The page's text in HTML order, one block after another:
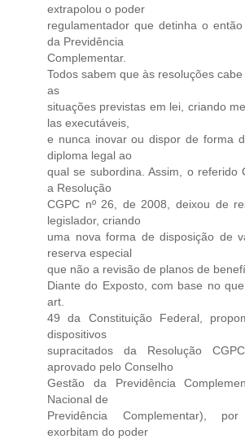
extrapolou o poder
regulamentador que detinha o
da Previdência
Complementar.
Todos sabem que às resoluções
as
situações previstas em lei, criando
las executáveis,
e nunca inovar ou dispor de forma
diploma legal ao
qual se subordina. Assim, o referido
a Resolução
CGPC nº 26, de 2008, deixou de
legislador, criando
uma nova forma de disposição de
reserva especial
que não a revisão de planos de
Diante do Exposto, com base no
art.
49 da Constituição Federal,
dispositivos
supracitados da Resolução
aprovado pelo Conselho
Gestão da Previdência
Nacional de
Previdência Complementar),
exorbitam do poder